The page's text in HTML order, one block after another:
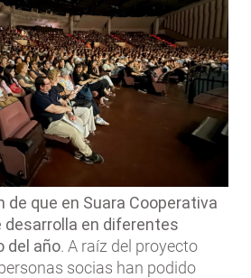
de que en Suara Cooperativa
en diferentes
del año. A raíz del proyecto
socias han podido